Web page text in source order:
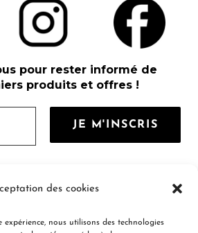
des cookies
nous utilisons des technologies
pour rester informé de
produits et offres !
pas ! Consultez notre
confidentialité